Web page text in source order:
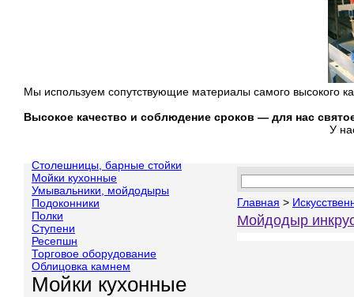
Мы используем сопутствующие материалы самого высокого
Высокое качество и соблюдение сроков — для нас
У
Главная >
Мойдодыр
Столешницы, барные стойки
Мойки кухонные
Умывальники, мойдодыры
Подоконники
Полки
Ступени
Ресепшн
Торговое оборудование
Облицовка камнем
Мойки кухонные